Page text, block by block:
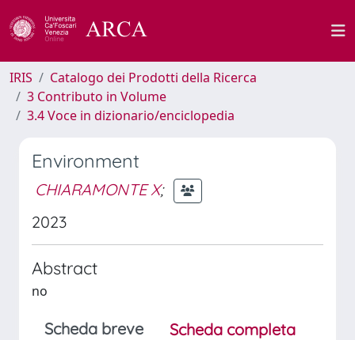
IRIS
Catalogo dei Prodotti della Ricerca
3 Contributo in Volume
3.4 Voce in dizionario/enciclopedia
Environment
CHIARAMONTE X;
2023
Abstract
no
Scheda breve
Scheda completa